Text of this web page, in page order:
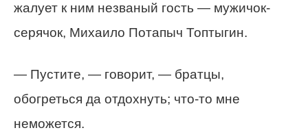
жалует к ним незваный гость — мужичок-
серячок, Михаило Потапыч Топтыгин.
— Пустите, — говорит, — братцы,
обогреться да отдохнуть; что-то мне
неможется.